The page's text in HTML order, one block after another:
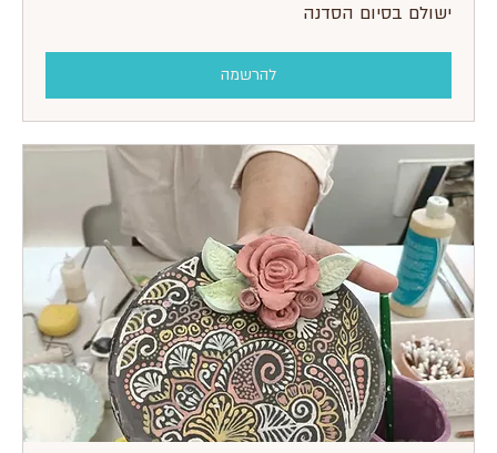
בסיום
ישולם בסיום הסדנה
להרשמה